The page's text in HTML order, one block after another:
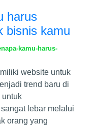
harus
bisnis kamu
kamu-harus-
website untuk
trend baru di
untuk
lebar melalui
orang yang